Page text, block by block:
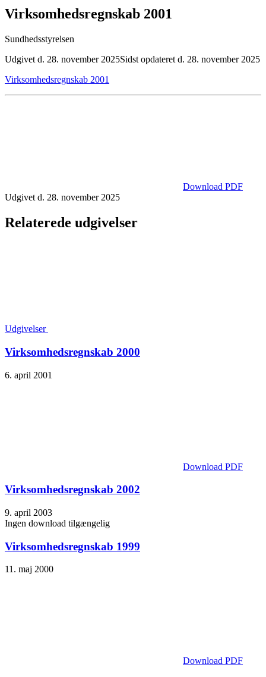
Virksomheds­regnskab 2001
Sundhedsstyrelsen
Udgivet d. 28. november 2025Sidst opdateret d. 28. november 2025
Virksomhedsregnskab 2001
Download PDF
Udgivet d. 28. november 2025
Relaterede udgivelser
Udgivelser
Virksomheds­regnskab 2000
6. april 2001
Download PDF
Virksomheds­regnskab 2002
9. april 2003
Ingen download tilgængelig
Virksomhedsregnskab 1999
11. maj 2000
Download PDF